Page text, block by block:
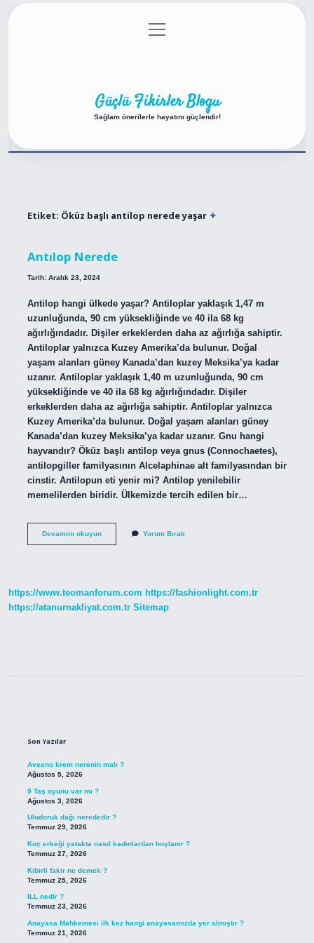
Gizlilik Politikası
menüyü
aç
Güçlü Fikirler Blogu
Sağlam önerilerle hayatını güçlendir!
Etiket: Öküz başlı antilop nerede yaşar
Antılop Nerede
Tarih: Aralık 23, 2024
Antilop hangi ülkede yaşar? Antiloplar yaklaşık 1,47 m
uzunluğunda, 90 cm yüksekliğinde ve 40 ila 68 kg
ağırlığındadır. Dişiler erkeklerden daha az ağırlığa sahiptir.
Antiloplar yalnızca Kuzey Amerika’da bulunur. Doğal
yaşam alanları güney Kanada’dan kuzey Meksika’ya kadar
uzanır. Antiloplar yaklaşık 1,40 m uzunluğunda, 90 cm
yüksekliğinde ve 40 ila 68 kg ağırlığındadır. Dişiler
erkeklerden daha az ağırlığa sahiptir. Antiloplar yalnızca
Kuzey Amerika’da bulunur. Doğal yaşam alanları güney
Kanada’dan kuzey Meksika’ya kadar uzanır. Gnu hangi
hayvandır? Öküz başlı antilop veya gnus (Connochaetes),
antilopgiller familyasının Alcelaphinae alt familyasından bir
cinstir. Antilopun eti yenir mi? Antilop yenilebilir
memelilerden biridir. Ülkemizde tercih edilen bir…
Devamını okuyunAntılop
Yorum Bırak
https://www.teomanforum.com https://fashionlight.com.tr
https://atanurnakliyat.com.tr Sitemap
Son Yazılar
Aveeno krem nerenin malı ?
Ağustos 5, 2026
9 Taş oyunu var mı ?
Ağustos 3, 2026
Uludoruk dağı nerededir ?
Temmuz 29, 2026
Koç erkeği yatakta nasıl kadınlardan hoşlanır ?
Temmuz 27, 2026
Kibirli fakir ne demek ?
Temmuz 25, 2026
ILL nedir ?
Temmuz 23, 2026
Anayasa Mahkemesi ilk kez hangi anayasamızda yer almıştır ?
Temmuz 21, 2026